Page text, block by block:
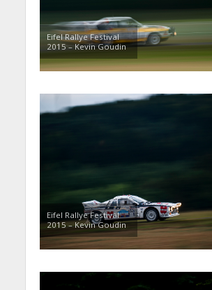
Eifel Rallye Festival
2015 – Kevin Goudin
Eifel Rallye Festival
2015 – Kevin Goudin